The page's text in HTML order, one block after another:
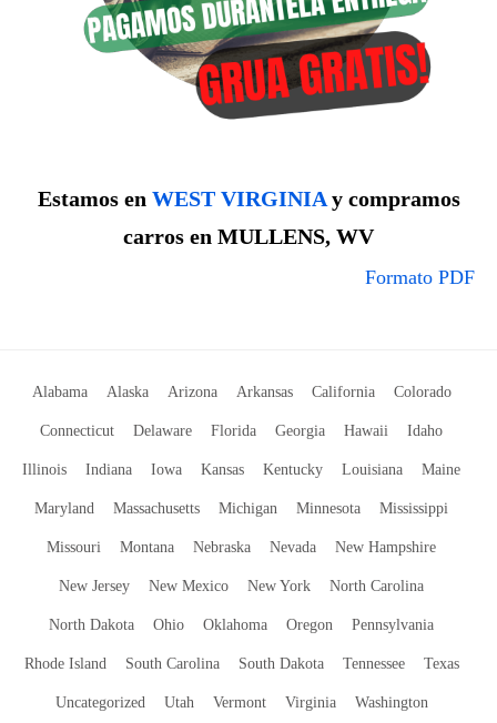
Estamos en WEST VIRGINIAy compramos
carros en MULLENS, WV
Formato PDF
Alabama Alaska Arizona Arkansas California Colorado
Connecticut Delaware Florida Georgia Hawaii Idaho
Illinois Indiana Iowa Kansas Kentucky Louisiana Maine
Maryland Massachusetts Michigan Minnesota Mississippi
Missouri Montana Nebraska Nevada New Hampshire
New Jersey New Mexico New York North Carolina
North Dakota Ohio Oklahoma Oregon Pennsylvania
Rhode Island South Carolina South Dakota Tennessee Texas
Uncategorized Utah Vermont Virginia Washington